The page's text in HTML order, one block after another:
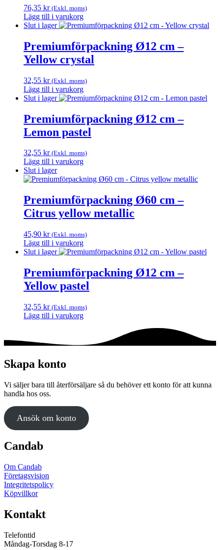
De
olika
alternativen
kan
väljas
på
produktsidan
76,35 kr (Exkl. moms)
Lägg till i varukorg
Slut i lager
Premiumförpackning Ø12 cm –
Yellow crystal
32,55 kr (Exkl. moms)
Lägg till i varukorg
Slut i lager
Premiumförpackning Ø12 cm –
Lemon pastel
32,55 kr (Exkl. moms)
Lägg till i varukorg
Slut i lager
Premiumförpackning Ø60 cm –
Citrus yellow metallic
45,90 kr (Exkl. moms)
Lägg till i varukorg
Slut i lager
Premiumförpackning Ø12 cm –
Yellow pastel
32,55 kr (Exkl. moms)
Lägg till i varukorg
Skapa konto
Vi säljer bara till återförsäljare så du behöver ett konto för att kunna
handla hos oss.
Ansök om konto
Candab
Om Candab
Företagsvision
Integritetspolicy
Köpvillkor
Kontakt
Telefontid
Måndag-Torsdag 8-17